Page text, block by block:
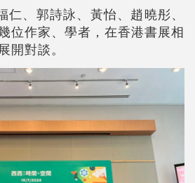
、郭詩詠、黃怡、趙曉彤、
位作家、學者，在香港書展相
開對談。